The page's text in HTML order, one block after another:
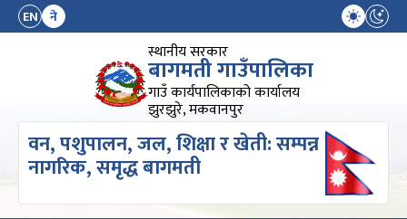
EN ने
स्थानीय सरकार
बागमती गाउँपालिका
गाउँ कार्यपालिकाको कार्यालय
झुरझुरे, मकवानपुर
वन, पशुपालन, जल, शिक्षा र खेती: सम्पन्न
नागरिक, समृद्ध बागमती